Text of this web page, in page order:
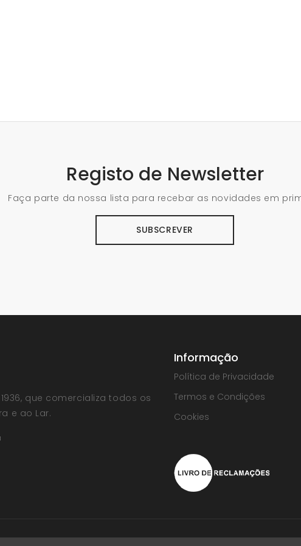
Registo de Newsletter
Faça parte da nossa lista para recebar as novidades em
SUBSCREVER
que comercializa todos os
e ao Lar.
Informação
Política de Privacidade
Termos e Condições
Cookies